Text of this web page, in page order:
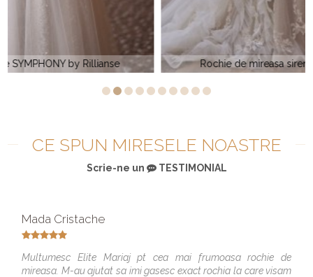
Rochie de mireasa sirena CRYSTAL by Rillianse
CE SPUN MIRESELE NOASTRE
Scrie-ne un TESTIMONIAL
Mada Cristache
Multumesc Elite Mariaj pt cea mai frumoasa rochie de
mireasa. M-au ajutat sa imi gasesc exact rochia la care visam